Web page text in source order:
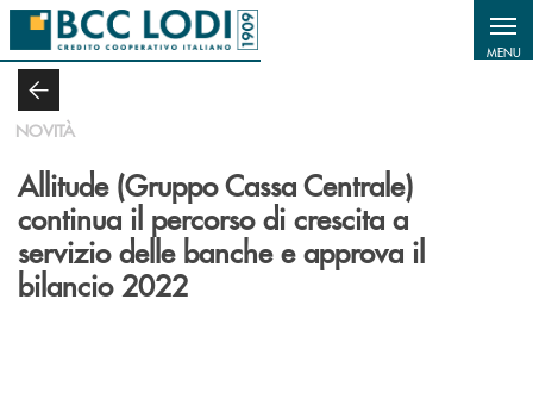
Salta al contenuto principale
MENU
NOVITÀ
Allitude (Gruppo Cassa Centrale)
continua il percorso di crescita a
servizio delle banche e approva il
bilancio 2022